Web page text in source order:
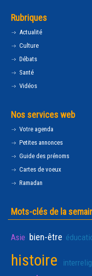
Rubriques
Actualité
Culture
Débats
Santé
Vidéos
Nos services web
Votre agenda
Petites annonces
Guide des prénoms
Cartes de voeux
Ramadan
Mots-clés de la
Asie bien-être
histoire